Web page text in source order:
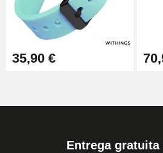
35,90 €
Entrega